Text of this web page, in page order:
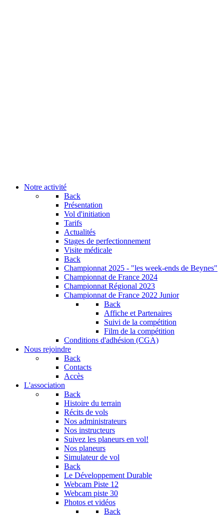
Notre activité
Back
Présentation
Vol d'initiation
Tarifs
Actualités
Stages de perfectionnement
Visite médicale
Back
Championnat 2025 - "les week-ends de Beynes"
Championnat de France 2024
Championnat Régional 2023
Championnat de France 2022 Junior
Back
Affiche et Partenaires
Suivi de la compétition
Film de la compétition
Conditions d'adhésion (CGA)
Nous rejoindre
Back
Contacts
Accès
L'association
Back
Histoire du terrain
Récits de vols
Nos administrateurs
Nos instructeurs
Suivez les planeurs en vol!
Nos planeurs
Simulateur de vol
Back
Le Développement Durable
Webcam Piste 12
Webcam piste 30
Photos et vidéos
Back